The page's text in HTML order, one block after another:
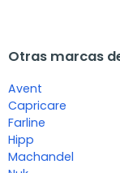
Otras marcas
Avent
Capricare
Farline
Hipp
Machandel